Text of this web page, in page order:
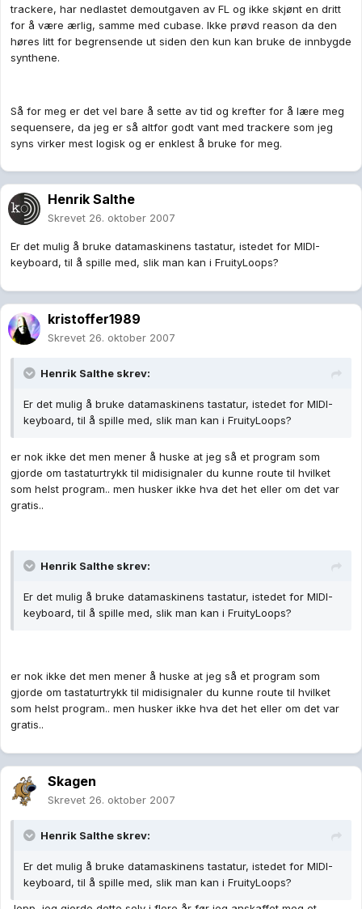
trackere, har nedlastet demoutgaven av FL og ikke skjønt en dritt
for å være ærlig, samme med cubase. Ikke prøvd reason da den
høres litt for begrensende ut siden den kun kan bruke de innbygde
synthene.
Så for meg er det vel bare å sette av tid og krefter for å lære meg
sequensere, da jeg er så altfor godt vant med trackere som jeg
syns virker mest logisk og er enklest å bruke for meg.
Henrik Salthe
Skrevet 26. oktober 2007
Er det mulig å bruke datamaskinens tastatur, istedet for MIDI-
keyboard, til å spille med, slik man kan i FruityLoops?
kristoffer1989
Skrevet 26. oktober 2007
Henrik Salthe skrev:
Er det mulig å bruke datamaskinens tastatur, istedet for MIDI-
keyboard, til å spille med, slik man kan i FruityLoops?
er nok ikke det men mener å huske at jeg så et program som
gjorde om tastaturtrykk til midisignaler du kunne route til hvilket
som helst program.. men husker ikke hva det het eller om det var
gratis..
Henrik Salthe skrev:
Er det mulig å bruke datamaskinens tastatur, istedet for MIDI-
keyboard, til å spille med, slik man kan i FruityLoops?
er nok ikke det men mener å huske at jeg så et program som
gjorde om tastaturtrykk til midisignaler du kunne route til hvilket
som helst program.. men husker ikke hva det het eller om det var
gratis..
Skagen
Skrevet 26. oktober 2007
Henrik Salthe skrev:
Er det mulig å bruke datamaskinens tastatur, istedet for MIDI-
keyboard, til å spille med, slik man kan i FruityLoops?